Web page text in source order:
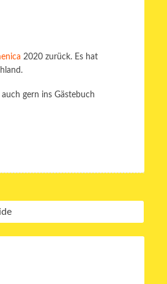
2020 zurück. Es hat
gern ins Gästebuch